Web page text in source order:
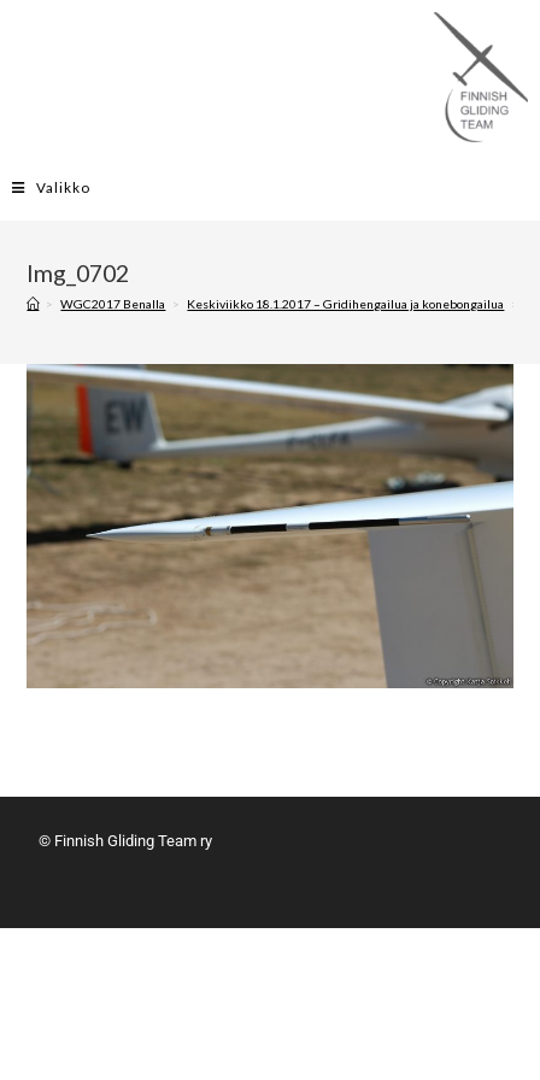
Valikko
Img_0702
> WGC2017 Benalla > Keskiviikko 18.1.2017 – Gridihengailua ja konebongailua >
© Finnish Gliding Team ry